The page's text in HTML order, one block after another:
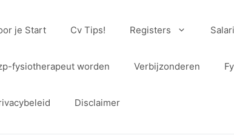
je Start Cv Tips! Registers
fysiotherapeut worden Verbijzonderen
Disclaimer